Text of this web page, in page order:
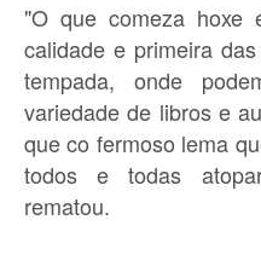
"O que comeza hoxe
calidade e primeira
tempada, onde
variedade de libros e
que co fermoso lema
todos e todas
rematou.